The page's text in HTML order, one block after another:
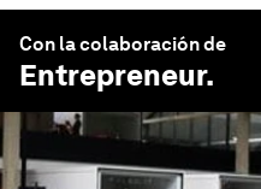
Con la colaboración de
Entrepreneur.